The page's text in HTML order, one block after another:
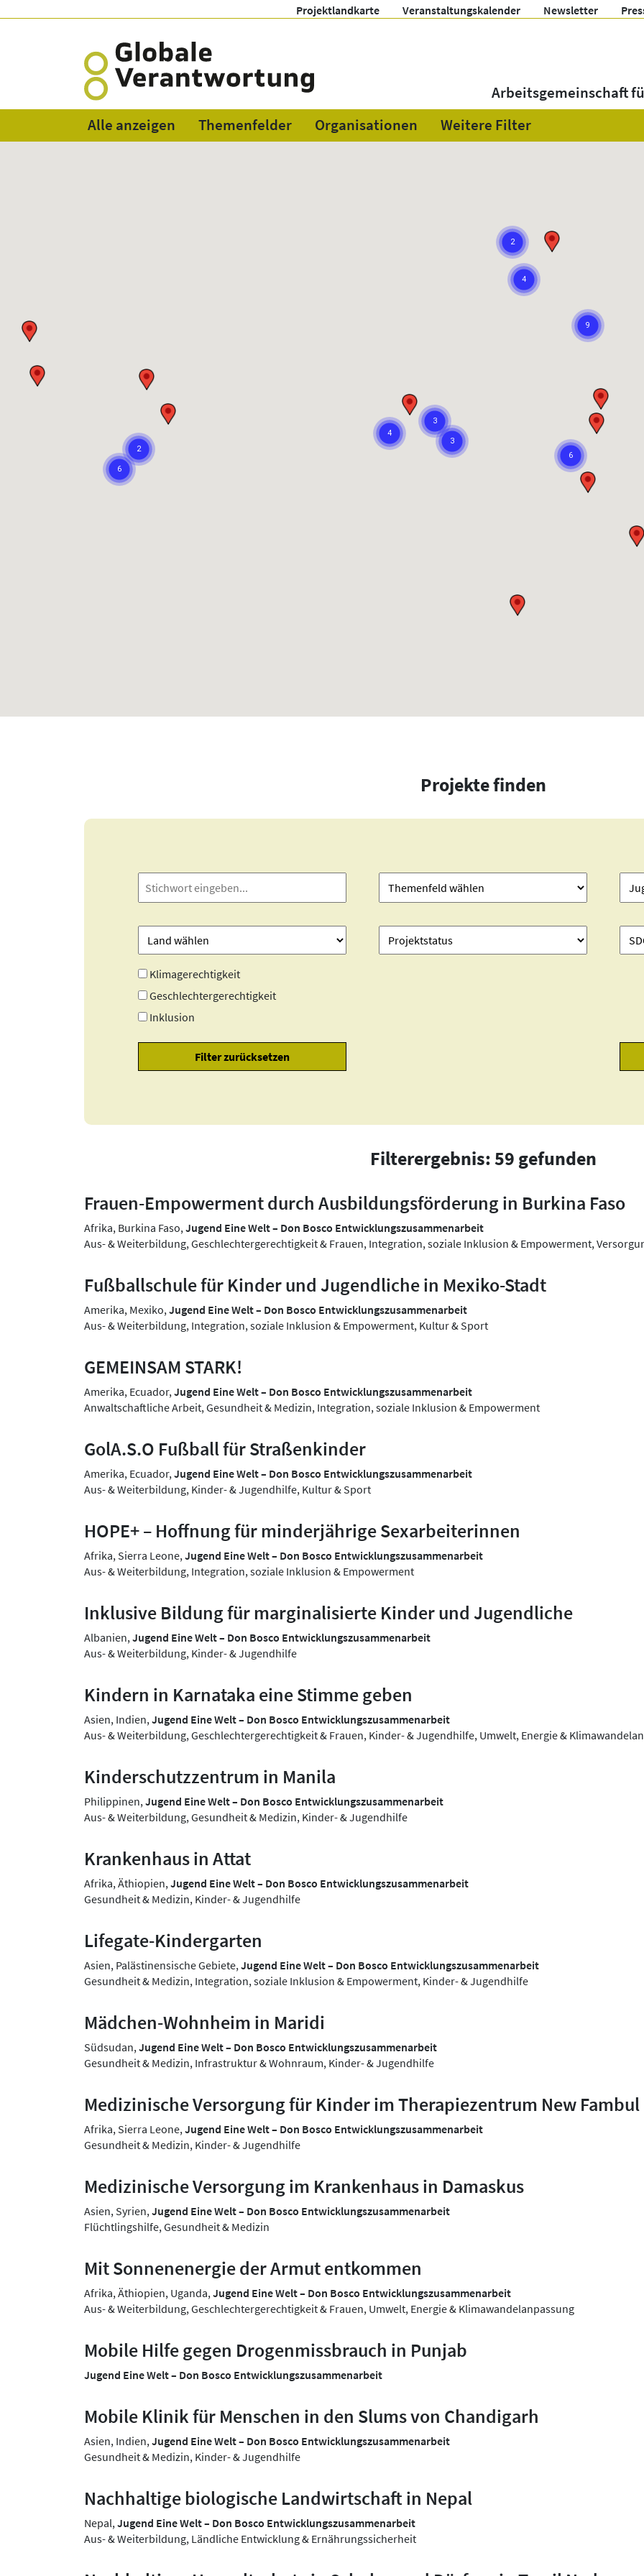
Projektlandkarte Veranstaltungskalender Newsletter
Arbeitsgemeinschaft
Alle anzeigen
Themenfelder Organisationen Weitere Filter
Projekte finden
Klimagerechtigkeit
Geschlechtergerechtigkeit
Inklusion
Filterergebnis: 59 gefunden
Frauen-Empowerment durch Ausbildungsförderung in Burkina Faso
Afrika, Burkina Faso,Jugend Eine Welt – Don Bosco Entwicklungszusammenarbeit
Aus- & Weiterbildung, Geschlechtergerechtigkeit & Frauen, Integration, soziale Inklusion & Empowerment,
Fußballschule für Kinder und Jugendliche in Mexiko-Stadt
Amerika, Mexiko,Jugend Eine Welt – Don Bosco Entwicklungszusammenarbeit
Aus- & Weiterbildung, Integration, soziale Inklusion & Empowerment, Kultur & Sport
GEMEINSAM STARK!
Amerika, Ecuador,Jugend Eine Welt – Don Bosco Entwicklungszusammenarbeit
Anwaltschaftliche Arbeit, Gesundheit & Medizin, Integration, soziale Inklusion & Empowerment
GolA.S.O Fußball für Straßenkinder
Amerika, Ecuador,Jugend Eine Welt – Don Bosco Entwicklungszusammenarbeit
Aus- & Weiterbildung, Kinder- & Jugendhilfe, Kultur & Sport
HOPE+ – Hoffnung für minderjährige Sexarbeiterinnen
Afrika, Sierra Leone,Jugend Eine Welt – Don Bosco Entwicklungszusammenarbeit
Aus- & Weiterbildung, Integration, soziale Inklusion & Empowerment
Inklusive Bildung für marginalisierte Kinder und Jugendliche
Albanien,Jugend Eine Welt – Don Bosco Entwicklungszusammenarbeit
Aus- & Weiterbildung, Kinder- & Jugendhilfe
Kindern in Karnataka eine Stimme geben
Asien, Indien,Jugend Eine Welt – Don Bosco Entwicklungszusammenarbeit
Aus- & Weiterbildung, Geschlechtergerechtigkeit & Frauen, Kinder- & Jugendhilfe, Umwelt, Energie &
Kinderschutzzentrum in Manila
Philippinen,Jugend Eine Welt – Don Bosco Entwicklungszusammenarbeit
Aus- & Weiterbildung, Gesundheit & Medizin, Kinder- & Jugendhilfe
Krankenhaus in Attat
Afrika, Äthiopien,Jugend Eine Welt – Don Bosco Entwicklungszusammenarbeit
Gesundheit & Medizin, Kinder- & Jugendhilfe
Lifegate-Kindergarten
Asien, Palästinensische Gebiete,Jugend Eine Welt – Don Bosco Entwicklungszusammenarbeit
Gesundheit & Medizin, Integration, soziale Inklusion & Empowerment, Kinder- & Jugendhilfe
Mädchen-Wohnheim in Maridi
Südsudan,Jugend Eine Welt – Don Bosco Entwicklungszusammenarbeit
Gesundheit & Medizin, Infrastruktur & Wohnraum, Kinder- & Jugendhilfe
Medizinische Versorgung für Kinder im Therapiezentrum New Fambul
Afrika, Sierra Leone,Jugend Eine Welt – Don Bosco Entwicklungszusammenarbeit
Gesundheit & Medizin, Kinder- & Jugendhilfe
Medizinische Versorgung im Krankenhaus in Damaskus
Asien, Syrien,Jugend Eine Welt – Don Bosco Entwicklungszusammenarbeit
Flüchtlingshilfe, Gesundheit & Medizin
Mit Sonnenenergie der Armut entkommen
Afrika, Äthiopien, Uganda,Jugend Eine Welt – Don Bosco Entwicklungszusammenarbeit
Aus- & Weiterbildung, Geschlechtergerechtigkeit & Frauen, Umwelt, Energie & Klimawandelanpassung
Mobile Hilfe gegen Drogenmissbrauch in Punjab
Jugend Eine Welt – Don Bosco Entwicklungszusammenarbeit
Mobile Klinik für Menschen in den Slums von Chandigarh
Asien, Indien,Jugend Eine Welt – Don Bosco Entwicklungszusammenarbeit
Gesundheit & Medizin, Kinder- & Jugendhilfe
Nachhaltige biologische Landwirtschaft in Nepal
Nepal,Jugend Eine Welt – Don Bosco Entwicklungszusammenarbeit
Aus- & Weiterbildung, Ländliche Entwicklung & Ernährungssicherheit